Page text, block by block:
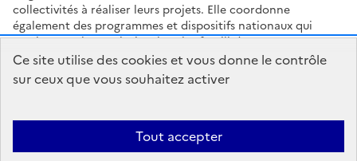
Ce site utilise des cookies et vous donne le contrôle
sur ceux que vous souhaitez activer
Tout accepter
collectivités à réaliser leurs projets. Elle coordonne
également des programmes et dispositifs nationaux qui
soutiennent les territoires les plus fragilisés.
Nous contacter Espace Presse Logo ANCTOffres d'emploi
data.gouv.fr